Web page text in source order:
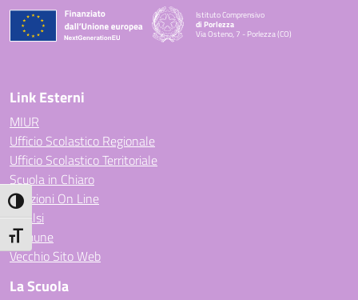
Attiva/disattiva alto contrasto
Attiva/disattiva dimensione testo
Istituto Comprensivo
di Porlezza
Via Osteno, 7 - Porlezza (CO)
Link Esterni
MIUR
Ufficio Scolastico Regionale
Ufficio Scolastico Territoriale
Scuola in Chiaro
Iscrizioni On Line
Invalsi
Comune
Vecchio Sito Web
La Scuola